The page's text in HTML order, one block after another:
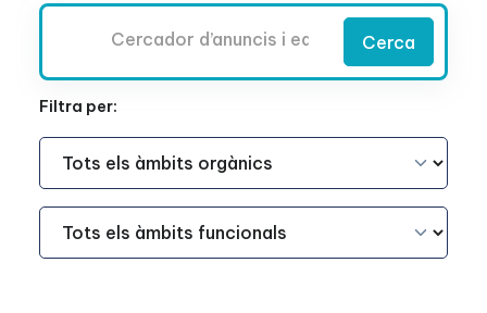
Cerca
Filtra per:
Àmbit Funcional
Àmbit Funcional